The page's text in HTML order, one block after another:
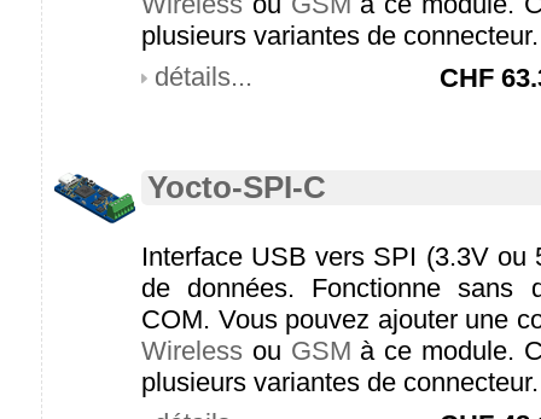
plusieurs variantes de
détails...
CHF
Yocto-SPI-C
Interface USB vers SPI (3.3V ou
de données. Fonctionne sans
COM. Vous pouvez ajouter une
Wireless ou GSM à ce module.
plusieurs variantes de